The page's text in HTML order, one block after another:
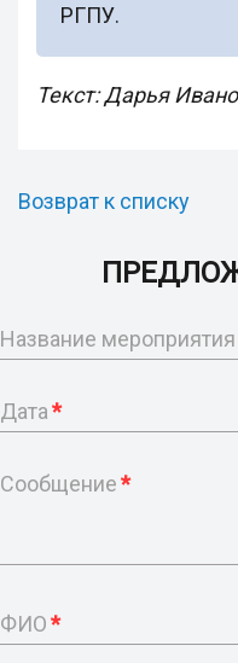
РГПУ.
Текст: Дарья
Возврат к списку
Название мероприятия
Дата*
Сообщение*
ФИО*